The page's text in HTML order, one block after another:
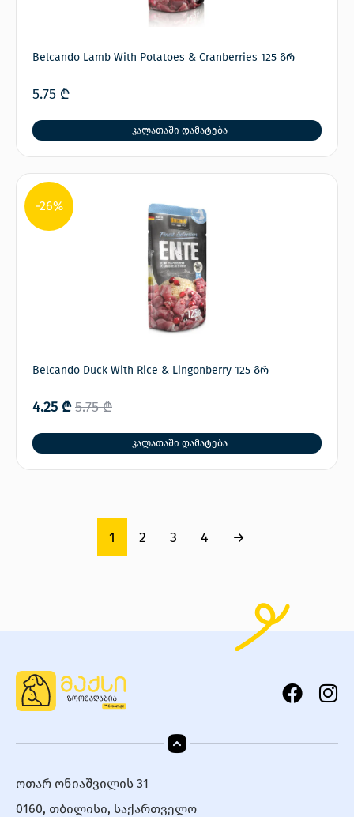
Belcando Lamb With Potatoes & Cranberries 125 გრ
5.75 ₾
კალათაში დამატება
-26%
Belcando Duck With Rice & Lingonberry 125 გრ
5.75₾
4.25 ₾
კალათაში დამატება
1 2 3 4 →
ოთარ ონიაშვილის 31
0160, თბილისი, საქართველო